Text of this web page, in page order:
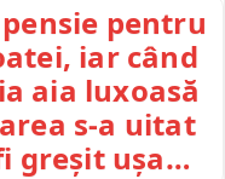
pentru
iar când
aia luxoasă
s-a uitat
greșit ușa…